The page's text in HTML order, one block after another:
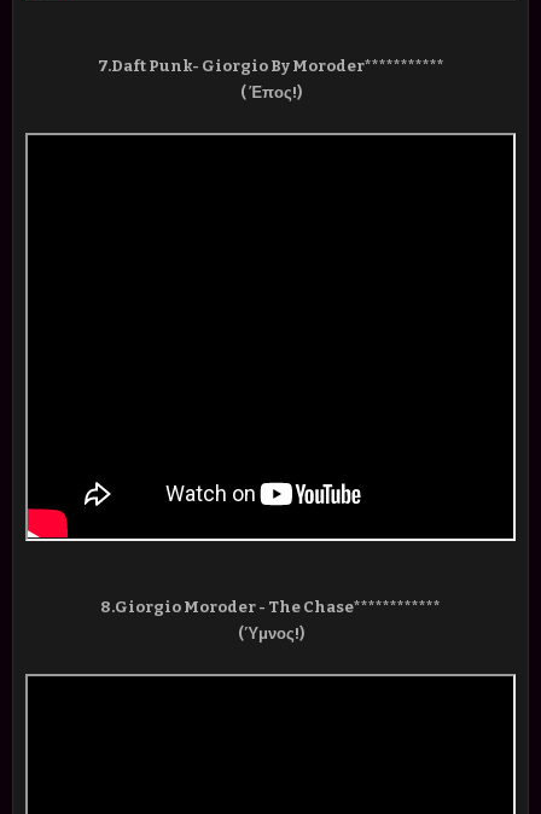
7.Daft Punk- Giorgio By Moroder***********
( Έπος!)
8.Giorgio Moroder - The Chase************
(Ύμνος!)